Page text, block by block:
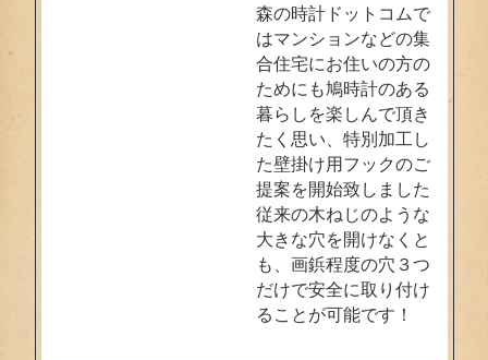
森の時計ドットコムで
はマンションなどの集
合住宅にお住いの方の
ためにも鳩時計のある
暮らしを楽しんで頂き
たく思い、特別加工し
た壁掛け用フックのご
提案を開始致しました
従来の木ねじのような
大きな穴を開けなくと
も、画鋲程度の穴３つ
だけで安全に取り付け
ることが可能です！